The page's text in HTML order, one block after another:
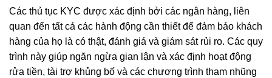
Các thủ tục KYC được xác định bởi các ngân hàng, liên
quan đến tất cả các hành động cần thiết để đảm bảo khách
hàng của họ là có thật, đánh giá và giám sát rủi ro. Các quy
trình này giúp ngăn ngừa gian lận và xác định hoạt động
rửa tiền, tài trợ khủng bố và các chương trình tham nhũng